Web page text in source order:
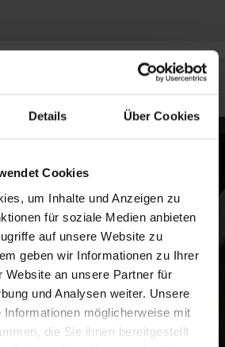
Details Über Cookies
Cookies
um Inhalte und Anzeigen zu
für soziale Medien anbieten
auf unsere Website zu
geben wir Informationen zu Ihrer
Website an unsere Partner für
und Analysen weiter. Unsere
Informationen möglicherweise mit
die Sie ihnen bereitgestellt